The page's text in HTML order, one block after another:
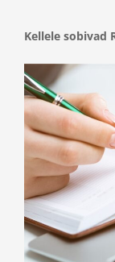
Kellele sobivad